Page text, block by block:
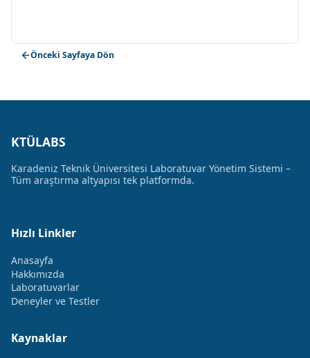
Önceki Sayfaya Dön
KTÜLABS
Karadeniz Teknik Üniversitesi Laboratuvar Yönetim Sistemi –
Tüm araştırma altyapısı tek platformda.
Hızlı Linkler
Anasayfa
Hakkımızda
Laboratuvarlar
Deneyler ve Testler
Kaynaklar